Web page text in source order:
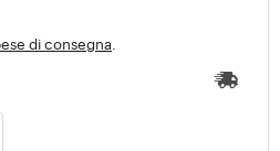
di consegna